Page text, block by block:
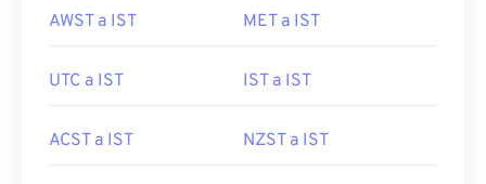
AWST a IST MET a IST
UTC a IST IST a IST
ACST a IST NZST a IST